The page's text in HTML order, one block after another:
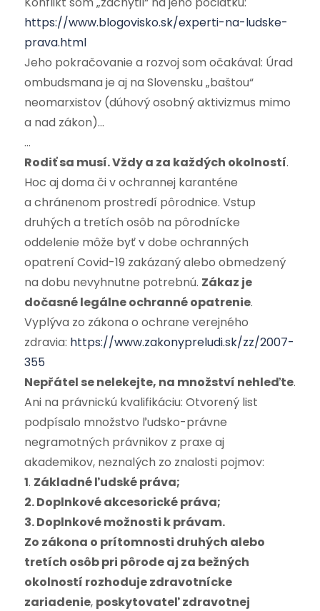
https://www.blogovisko.sk/experti-na-ludske-
prava.html
Jeho pokračovanie a rozvoj som očakával: Úrad
ombudsmana je aj na Slovensku „baštou“
neomarxistov (dúhový osobný aktivizmus mimo
a nad zákon)…
…
Rodiť sa musí. Vždy a za každých okolností.
Hoc aj doma či v ochrannej karanténe
a chránenom prostredí pôrodnice. Vstup
druhých a tretích osôb na pôrodnícke
oddelenie môže byť v dobe ochranných
opatrení Covid-19 zakázaný alebo obmedzený
na dobu nevyhnutne potrebnú. Zákaz je
dočasné legálne ochranné opatrenie.
Vyplýva zo zákona o ochrane verejného
zdravia: https://www.zakonypreludi.sk/zz/2007-
355
Nepřátel se nelekejte, na množství nehleďte.
Ani na právnickú kvalifikáciu: Otvorený list
podpísalo množstvo ľudsko-právne
negramotných právnikov z praxe aj
akademikov, neznalých zo znalosti pojmov:
1. Základné ľudské práva;
2. Doplnkové akcesorické práva;
3. Doplnkové možnosti k právam.
Zo zákona o prítomnosti druhých alebo
tretích osôb pri pôrode aj za bežných
okolností rozhoduje zdravotnícke
zariadenie, poskytovateľ zdravotnej